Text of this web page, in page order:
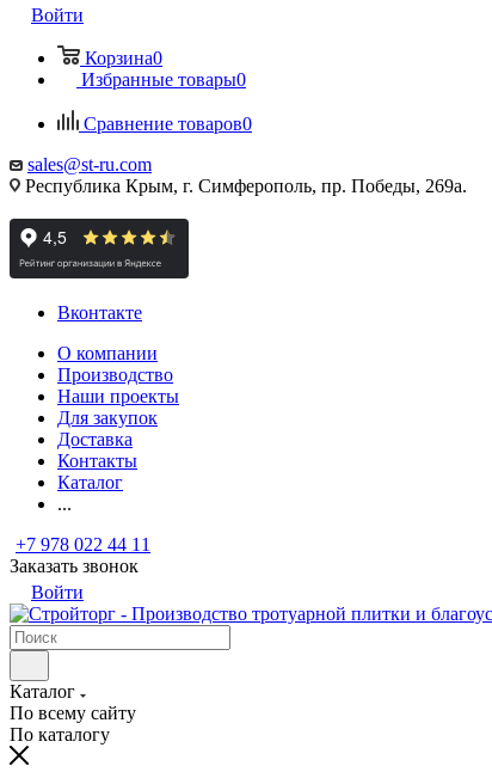
Войти
Корзина0
Избранные товары0
Сравнение товаров0
sales@st-ru.com
Республика Крым, г. Симферополь, пр. Победы, 269а.
Вконтакте
О компании
Производство
Наши проекты
Для закупок
Доставка
Контакты
Каталог
...
+7 978 022 44 11
Заказать звонок
Войти
Каталог
По всему сайту
По каталогу